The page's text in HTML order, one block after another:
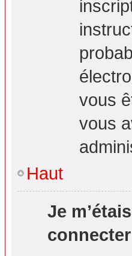
vous
vous
Haut
Je